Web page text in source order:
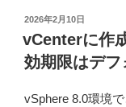
投
日:
2026年2月10日
vCenterに作
効期限はデフ
vSphere 8.0環境